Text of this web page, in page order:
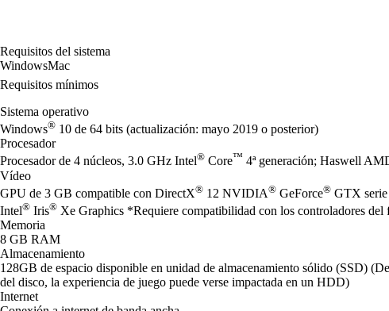
Requisitos del sistema
WindowsMac
Requisitos mínimos
Sistema operativo
Windows® 10 de 64 bits (actualización: mayo 2019 o posterior)
Procesador
Procesador de 4 núcleos, 3.0 GHz Intel® Core™ 4ª generación; Haswell
Vídeo
GPU de 3 GB compatible con DirectX® 12 NVIDIA® GeForce® GTX
Intel® Iris® Xe Graphics *Requiere compatibilidad con los controladores del
Memoria
8 GB RAM
Almacenamiento
128GB de espacio disponible en unidad de almacenamiento sólido (SSD)
del disco, la experiencia de juego puede verse impactada en un HDD)
Internet